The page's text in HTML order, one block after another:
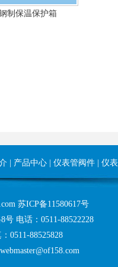
制保温保护箱
| 产品中心| 仪表管阀件| 仪
苏ICP备11580617号
电话：0511-88522228
：0511-88525828
:webmaster@of158.com